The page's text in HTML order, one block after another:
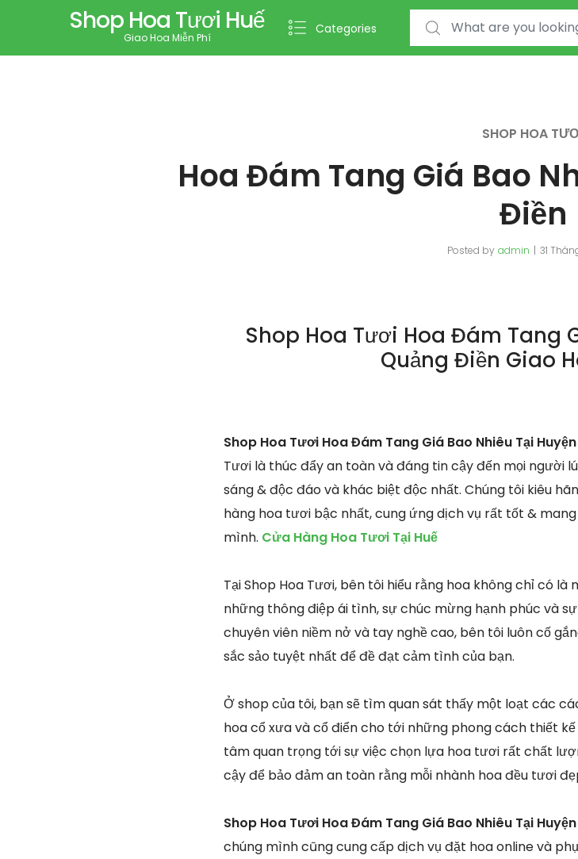
Shop Hoa Tươi Huế
Giao Hoa Miễn Phí
Categories
Search for:
SHOP HOA
Hoa Đám Tang Giá Bao
Điền
Posted by admin 31
Shop Hoa Tươi Hoa Đám Tang
Quảng Điền Giao
Shop Hoa Tươi Hoa Đám Tang Giá Bao Nhiêu Tại
Tươi là thúc đẩy an toàn và đáng tin cậy đến mọi người
sáng & độc đáo và khác biệt độc nhất. Chúng tôi kiêu
hàng hoa tươi bậc nhất, cung ứng dịch vụ rất tốt &
mình. Cửa Hàng Hoa Tươi Tại Huế
Tại Shop Hoa Tươi, bên tôi hiểu rằng hoa không chỉ có
những thông điệp ái tình, sự chúc mừng hạnh phúc và
chuyên viên niềm nở và tay nghề cao, bên tôi luôn cố
sắc sảo tuyệt nhất để đề đạt cảm tình của bạn.
Ở shop của tôi, bạn sẽ tìm quan sát thấy một loạt các
hoa cổ xưa và cổ điển cho tới những phong cách thiết
tâm quan trọng tới sự việc chọn lựa hoa tươi rất chất
cậy để bảo đảm an toàn rằng mỗi nhành hoa đều tươi
Shop Hoa Tươi Hoa Đám Tang Giá Bao Nhiêu Tại
chúng mình cũng cung cấp dịch vụ đặt hoa online và